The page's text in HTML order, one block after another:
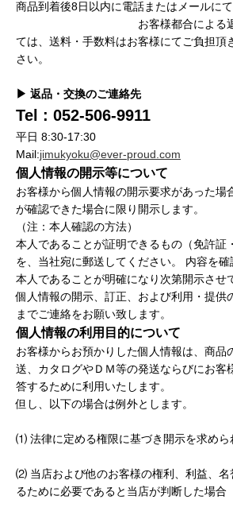
商品到着後8日以内に電話またはメールにて
お客様都合による返品・
ては、送料・手数料はお客様にてご負担頂
さい。
▶ 返品・交換のご連絡先
Tel : 052-506-9911
平日 8:30-17:30
Mail:jimukyoku@ever-proud.com
個人情報の開示等について
お客様から個人情報の開示要求があった場
が確認できた場合に限り開示します。
（注：本人確認の方法）
本人であることが証明できるもの（免許証
を、当社宛に郵送してください。 内容を確
本人であることが明確になり次第開示させ
個人情報の開示、訂正、および利用・提供
までご連絡をお願い致します。
個人情報の利用目的について
お客様からお預かりした個人情報は、商品
送、カタログやＤＭ等の発送ならびにお客
答するために利用いたします。
但し、以下の場合は例外とします。
⑴ 法律に定める権限に基づき開示を求めら
⑵ 当店および他のお客様の権利、利益、名
るために必要であると当店が判断した場合